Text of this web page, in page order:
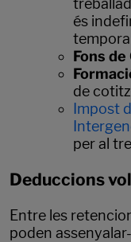
és
Fons
de
Impost
per al
Deduccions
Entre les
poden